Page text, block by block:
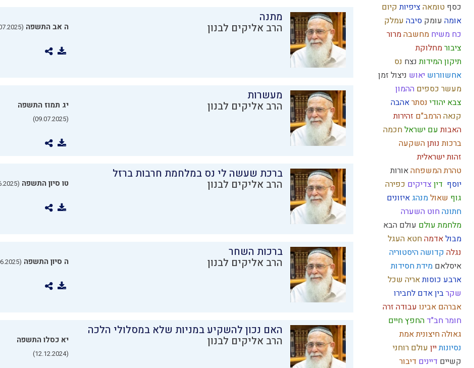
כסף טומאהציפיותקיום
אומה עומק סיבה עמלק
כח משיח מחשבהמרור
ציבורמחלוקת
תיקון המידותנצח נס
אחשוורוש יאוש ניצול זמן
מעשר כספים ההמון
צבא יהודי נסתראהבה
קנאההרמב"ם זהירות
האבותעם ישראלחכמה
ברכותנותןהשקעה
זהות ישראלית
טהרת המשפחהאורות
יוסף דין צדיקים כפירה
גוף שאולמנהגאיזונים
חתונה חוט השערה
מלחמת עולם עולם הבא
מבולאדמהחטא העגל
נגלה קדושההיסטוריה
איסלאם מידת חסידות
ארבע כוסותאריה שכל
שקרבין אדם לחבירו
אברהם אבינו עבודה זרה
חומר חב"ד החפץ חיים
גאולה חיצוניתאמת
נסיונותיין עולם רוחני
קשיים דיינים דיבור
מתנה
הרב אליקים לבנון ה אב התשפה (30.07.2025)
מעשרות
הרב אליקים לבנון יג תמוז התשפה
(09.07.2025)
ברכת שעשה לי נס במלחמת חרבות ברזל
הרב אליקים לבנון טו סיון התשפה (11.06.2025)
ברכות השחר
הרב אליקים לבנון ה סיון התשפה (01.06.2025)
האם נכון להשקיע במניות שלא במסלולי הלכה
הרב אליקים לבנון יא כסלו התשפה
(12.12.2024)